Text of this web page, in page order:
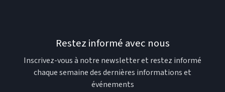
Restez informé avec nous
Inscrivez-vous à notre newsletter et restez informé
chaque semaine des dernières informations et
événements